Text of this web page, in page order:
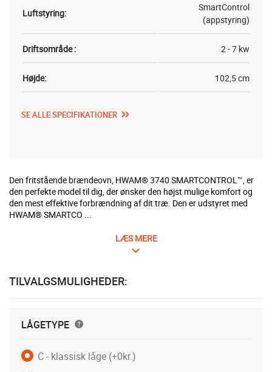
Luftstyring:
SmartControl
(appstyring)
Driftsområde : 2 - 7 kw
Højde: 102,5 cm
SE ALLE SPECIFIKATIONER
Den fritstående brændeovn, HWAM® 3740 SMARTCONTROL™, er
den perfekte model til dig, der ønsker den højst mulige komfort og
den mest effektive forbrændning af dit træ. Den er udstyret med
HWAM® SMARTCO ...
LÆS MERE
TILVALGSMULIGHEDER:
LÅGETYPE
C - klassisk låge (+0kr.)